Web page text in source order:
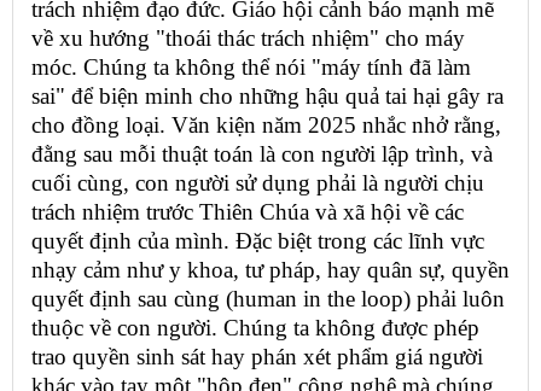
trách nhiệm đạo đức. Giáo hội cảnh báo mạnh mẽ
về xu hướng "thoái thác trách nhiệm" cho máy
móc. Chúng ta không thể nói "máy tính đã làm
sai" để biện minh cho những hậu quả tai hại gây ra
cho đồng loại. Văn kiện năm 2025 nhắc nhở rằng,
đằng sau mỗi thuật toán là con người lập trình, và
cuối cùng, con người sử dụng phải là người chịu
trách nhiệm trước Thiên Chúa và xã hội về các
quyết định của mình. Đặc biệt trong các lĩnh vực
nhạy cảm như y khoa, tư pháp, hay quân sự, quyền
quyết định sau cùng (human in the loop) phải luôn
thuộc về con người. Chúng ta không được phép
trao quyền sinh sát hay phán xét phẩm giá người
khác vào tay một "hộp đen" công nghệ mà chúng